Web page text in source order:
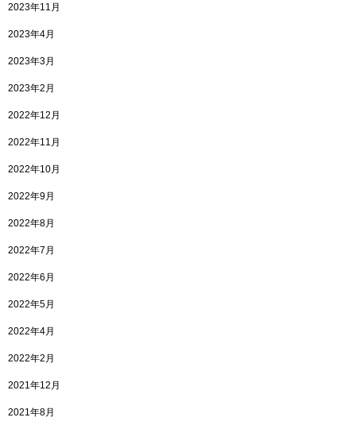
2023年11月
2023年4月
2023年3月
2023年2月
2022年12月
2022年11月
2022年10月
2022年9月
2022年8月
2022年7月
2022年6月
2022年5月
2022年4月
2022年2月
2021年12月
2021年8月